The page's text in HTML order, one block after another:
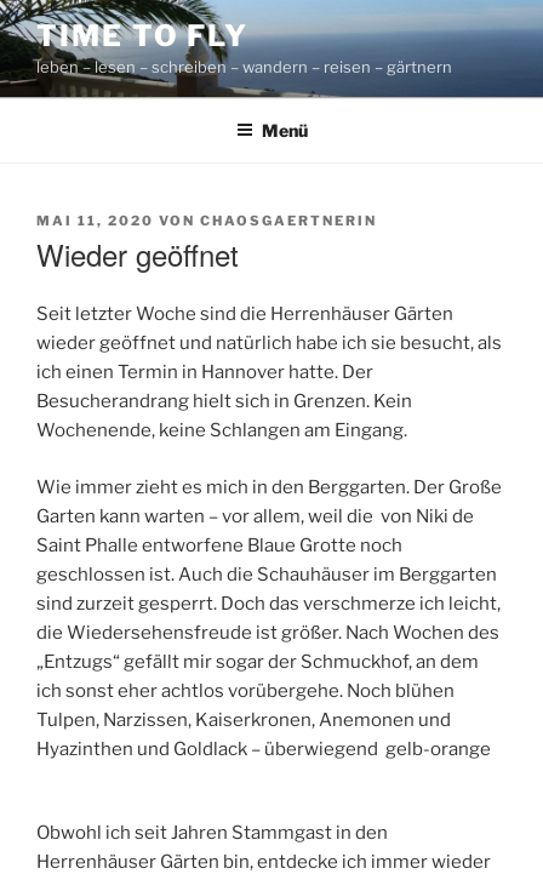
Zum
Inhalt
springen
TIME TO FLY
leben – lesen – schreiben – wandern – reisen – gärtnern
Menü
VERÖFFENTLICHT
MAI 11, 2020 VON CHAOSGAERTNERIN
Wieder geöffnet
Seit letzter Woche sind die Herrenhäuser Gärten
wieder geöffnet und natürlich habe ich sie besucht, als
ich einen Termin in Hannover hatte. Der
Besucherandrang hielt sich in Grenzen. Kein
Wochenende, keine Schlangen am Eingang.
Wie immer zieht es mich in den Berggarten. Der Große
Garten kann warten – vor allem, weil die von Niki de
Saint Phalle entworfene Blaue Grotte noch
geschlossen ist. Auch die Schauhäuser im Berggarten
sind zurzeit gesperrt. Doch das verschmerze ich leicht,
die Wiedersehensfreude ist größer. Nach Wochen des
„Entzugs“ gefällt mir sogar der Schmuckhof, an dem
ich sonst eher achtlos vorübergehe. Noch blühen
Tulpen, Narzissen, Kaiserkronen, Anemonen und
Hyazinthen und Goldlack – überwiegend gelb-orange
Obwohl ich seit Jahren Stammgast in den
Herrenhäuser Gärten bin, entdecke ich immer wieder